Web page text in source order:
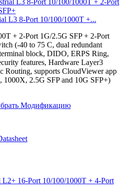
L3 8-Port 10/100/1000T +...
+ 2-Port 1G/2.5G SFP + 2-Port
(-40 to 75 C, dual redundant
block, DIDO, ERPS Ring,
features, Hardware Layer3
Routing, supports CloudViewer app
2.5G SFP and 10G SFP+)
Модификацию